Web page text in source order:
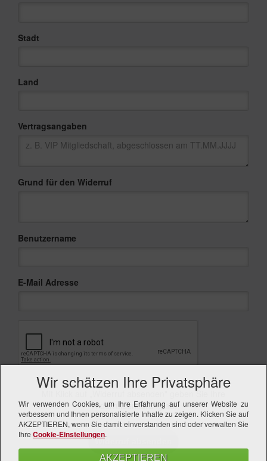
Wir schätzen Ihre Privatsphäre
Wir verwenden Cookies, um Ihre Erfahrung auf unserer Website zu
verbessern und Ihnen personalisierte Inhalte zu zeigen. Klicken Sie auf
AKZEPTIEREN, wenn Sie damit einverstanden sind oder verwalten Sie
Ihre Cookie-Einstellungen.
AKZEPTIEREN
Stadt
Land
Vertragsangaben
Grund für den Widerruf
Benutzername
E-Mail Adresse
Mit Klick auf „Widerruf absenden" geben Sie Ihre
Widerrufserklärung ab.
Widerruf absenden